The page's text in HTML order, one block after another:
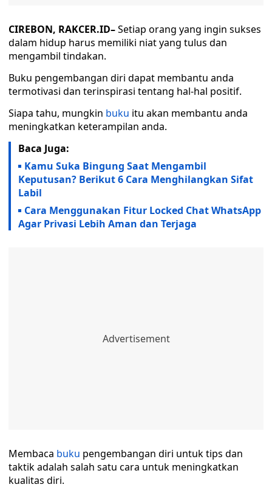
CIREBON, RAKCER.ID–Setiap orang yang ingin sukses
dalam hidup harus memiliki niat yang tulus dan
mengambil tindakan.
Buku pengembangan diri dapat membantu anda
termotivasi dan terinspirasi tentang hal-hal positif.
Siapa tahu, mungkin buku itu akan membantu anda
meningkatkan keterampilan anda.
Baca Juga:
Kamu Suka Bingung Saat Mengambil
Keputusan? Berikut 6 Cara Menghilangkan Sifat
Labil
Cara Menggunakan Fitur Locked Chat WhatsApp
Agar Privasi Lebih Aman dan Terjaga
Membaca buku pengembangan diri untuk tips dan
taktik adalah salah satu cara untuk meningkatkan
kualitas diri.